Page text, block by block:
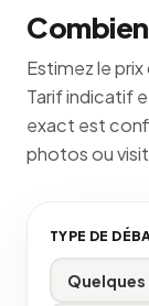
Estimez le
Tarif indicatif
exact est
photos ou
TYPE DE